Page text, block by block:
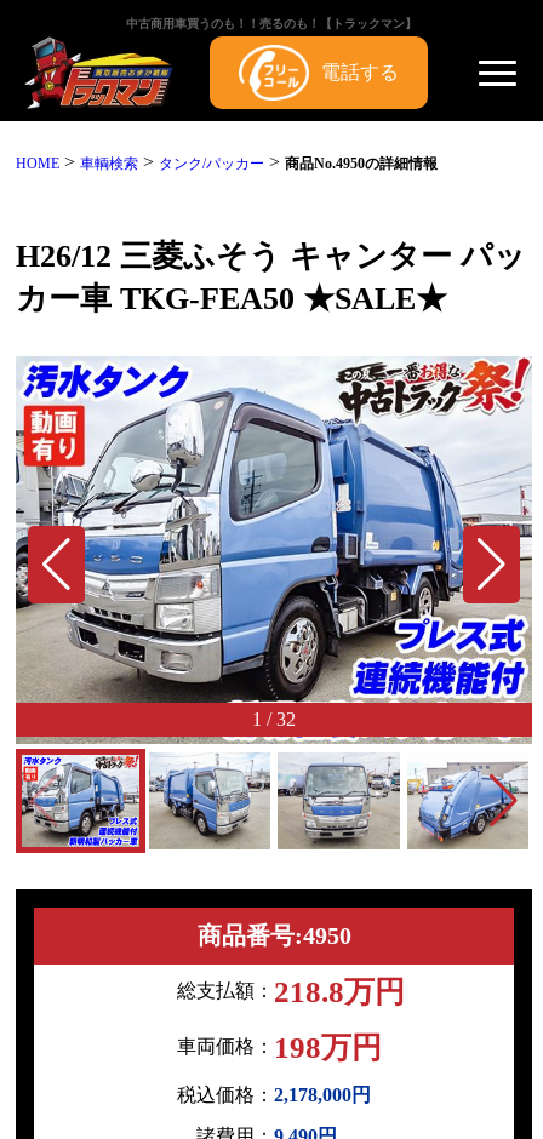
中古商用車買うのも！！売るのも！【トラックマン】
電話する
HOME >車輌検索 > タンク/パッカー >商品No.4950の詳細情報
H26/12 三菱ふそう キャンター パッ
カー車 TKG-FEA50 ★SALE★
1 /32
商品番号:4950
総支払額： 218.8万円
車両価格： 198万円
税込価格：2,178,000円